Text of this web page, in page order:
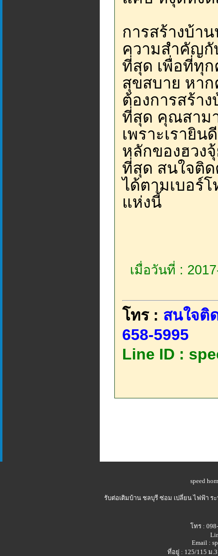
การสร้างบ้าน
ความสำคัญกั
ที่สุด เพื่อที่ทุ
สุขสบาย หา
ต้องการสร้า
ที่สุด คุณสาม
เพราะเรายิ
หลักของฮวง
ที่สุด สนใจติ
ได้ตามเบอร์
แห่งนี้
เมื่อวันที่ :
โทร : สนใจติ
658-5995
Line ID :
speed
รับต่อเติมบ้าน ชลบุรี ซ่อม เปลี่ยน ไฟฟ้า ร
โทร :
Email :
ที่อยู่ : 125/115 ม